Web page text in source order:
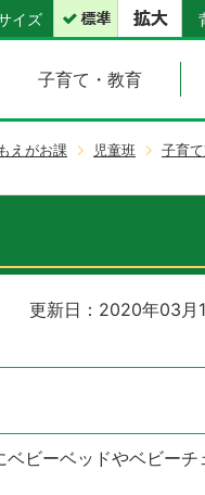
イズ
子育て・教育
えがお課 児童班 子育
更新日：2020年03月
ビーベッドやベビーチ